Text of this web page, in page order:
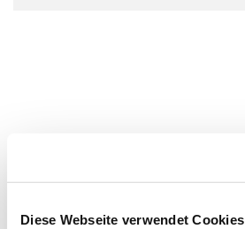
Diese Webseite verwendet Cookies